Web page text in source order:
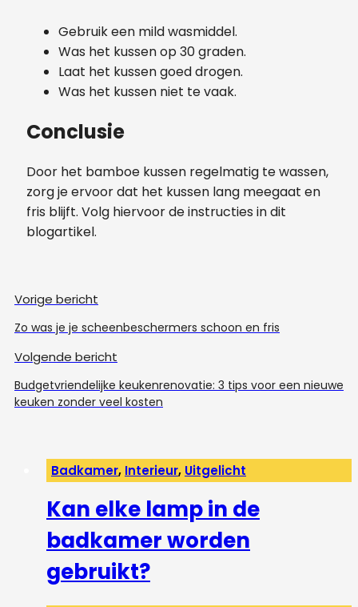
Gebruik een mild wasmiddel.
Was het kussen op 30 graden.
Laat het kussen goed drogen.
Was het kussen niet te vaak.
Conclusie
Door het bamboe kussen regelmatig te wassen,
zorg je ervoor dat het kussen lang meegaat en
fris blijft. Volg hiervoor de instructies in dit
blogartikel.
Vorige bericht
Zo was je je scheenbeschermers schoon en fris
Volgende bericht
Budgetvriendelijke keukenrenovatie: 3 tips voor een nieuwe
keuken zonder veel kosten
Badkamer, Interieur, Uitgelicht
Kan elke lamp in de
badkamer worden
gebruikt?